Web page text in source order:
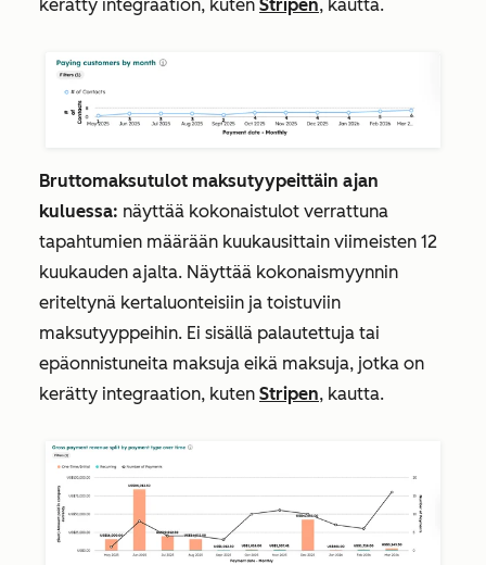
kerätty integraation, kuten Stripen, kautta.
Bruttomaksutulot maksutyypeittäin ajan
kuluessa: näyttää kokonaistulot verrattuna
tapahtumien määrään kuukausittain viimeisten 12
kuukauden ajalta. Näyttää kokonaismyynnin
eriteltynä kertaluonteisiin ja toistuviin
maksutyyppeihin. Ei sisällä palautettuja tai
epäonnistuneita maksuja eikä maksuja, jotka on
kerätty integraation, kuten Stripen, kautta.